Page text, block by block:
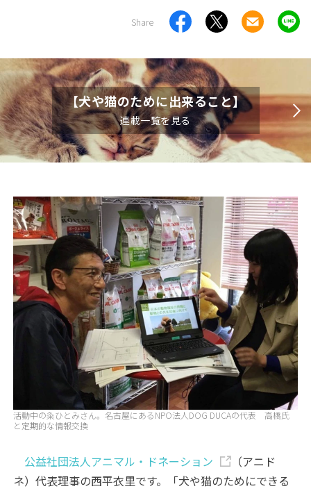
Share
【犬や猫のために出来ること】
連載一覧を見る
活動中の粂ひとみさん。名古屋にあるNPO法人DOG DUCAの代表 高橋氏
と定期的な情報交換
公益社団法人アニマル・ドネーション
（アニド
ネ）代表理事の西平衣里です。「犬や猫のためにできる